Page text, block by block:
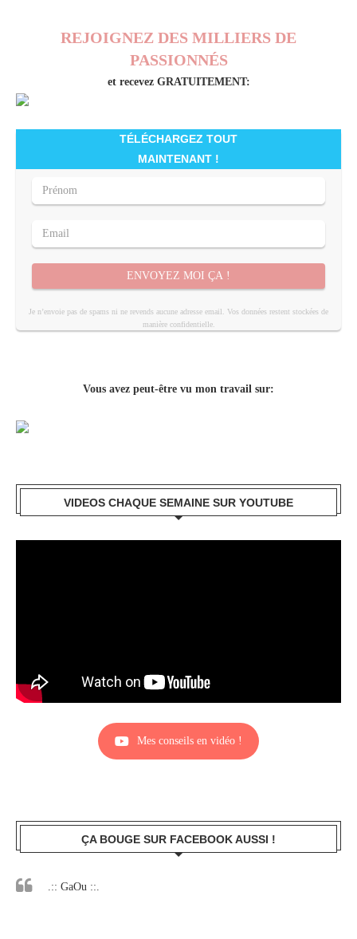
REJOIGNEZ DES MILLIERS DE
PASSIONNÉS
et recevez GRATUITEMENT:
TÉLÉCHARGEZ TOUT
MAINTENANT !
ENVOYEZ MOI ÇA !
Je n’envoie pas de spams ni ne revends aucune adresse email. Vos données restent stockées de
manière confidentielle.
Vous avez peut-être vu mon travail sur:
VIDEOS CHAQUE SEMAINE SUR YOUTUBE
Mes conseils en vidéo !
ÇA BOUGE SUR FACEBOOK AUSSI !
.:: GaOu ::.